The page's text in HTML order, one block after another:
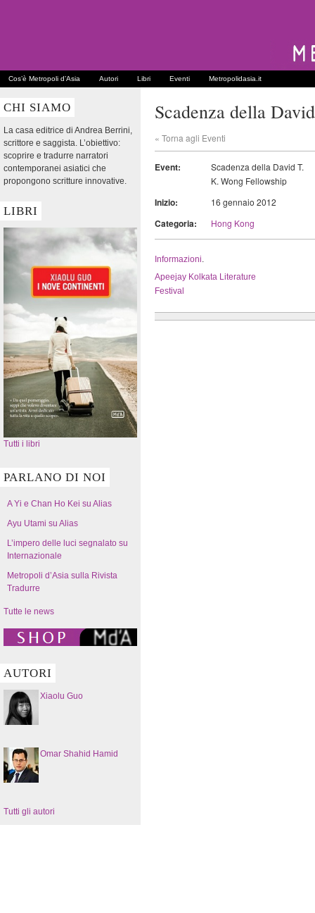
Cos’è Metropoli d’Asia Autori Libri Eventi Metropolidasia.it
CHI SIAMO
La casa editrice di Andrea Berrini,
scrittore e saggista. L’obiettivo:
scoprire e tradurre narratori
contemporanei asiatici che
propongono scritture innovative.
LIBRI
Tutti i libri
PARLANO DI NOI
A Yi e Chan Ho Kei su Alias
Ayu Utami su Alias
L’impero delle luci segnalato su
Internazionale
Metropoli d’Asia sulla Rivista
Tradurre
Tutte le news
AUTORI
Xiaolu Guo
Omar Shahid Hamid
Tutti gli autori
Scadenza della
« Torna agli Eventi
Event:
Scadenza della David T.
K. Wong Fellowship
Inizio: 16 gennaio 2012
Categoria: Hong Kong
Informazioni.
Apeejay Kolkata Literature
Festival